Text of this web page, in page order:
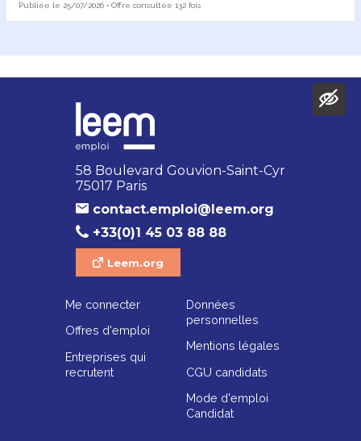
Publiée le 25/07/2026 • Offre consultée 132 fois
58 Boulevard Gouvion-Saint-Cyr
75017 Paris
contact.emploi@leem.org
+33(0)1 45 03 88 88
Leem.org
Me connecter
Offres d'emploi
Entreprises qui
recrutent
Données
personnelles
Mentions légales
CGU candidats
Mode d'emploi
Candidat